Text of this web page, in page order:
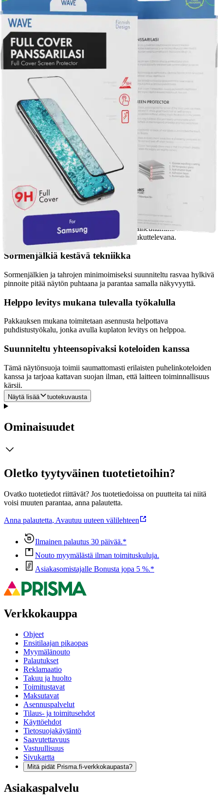
BatPower Wave -näytönsuoja tarjoaa täydellisen täyden suojan
matkapuhelimille, joten se on tärkeä lisävaruste laitteiden
suojaamiseen. Se on valmistettu 9H-karkaistusta lasista ja takaa
korkean kestävyyden iskuja ja naarmuja vastaan säilyttäen samalla
tyylikkään mustan kehyksen. Rasvaa hylkivä pinnoite pitää näytön
puhtaana ja kirkkaana minimoiden tahrat ja sormenjäljet. Jokainen
pakkaus sisältää näytönsuojan ja puhdistustyökalun helppoa
kiinnittämistä varten.Tämä puhelinkoteloiden kanssa
yhteensopivaksi suunniteltu näytönsuoja tarjoaa saumattoman
istuvuuden ja luotettavan suojan päivittäistä kulumista vastaan. Sen
RoHS-vaatimustenmukaisuus vastaa
ympäristöturvallisuusstandardeja, mikä takaa vastuullisen käytön
laadusta tinkimättä.
Vankka törmäyssuojaus
Karkaistua lasia oleva materiaali suojaa luotettavasti iskuilta ja auttaa
estämään näytön vahingoittumisen pudotuksista ja muista
onnettomuuksista.
Tehokas naarmunkestävyys
Kestävä pinta suojaa jokapäiväisen käytön aiheuttamilta naarmuilta,
jolloin näyttö pysyy koskemattomana ja houkuttelevana.
Sormenjälkiä kestävä tekniikka
Sormenjälkien ja tahrojen minimoimiseksi suunniteltu rasvaa hylkivä
pinnoite pitää näytön puhtaana ja parantaa samalla näkyvyyttä.
Helppo levitys mukana tulevalla työkalulla
Pakkauksen mukana toimitetaan asennusta helpottava
puhdistustyökalu, jonka avulla kuplaton levitys on helppoa.
Suunniteltu yhteensopivaksi koteloiden kanssa
Tämä näytönsuoja toimii saumattomasti erilaisten puhelinkoteloiden
kanssa ja tarjoaa kattavan suojan ilman, että laitteen toiminnallisuus
kärsii.
Näytä lisää tuotekuvausta
Ominaisuudet
Oletko tyytyväinen tuotetietoihin?
Ovatko tuotetiedot riittävät? Jos tuotetiedoissa on puutteita tai niitä
voisi muuten parantaa, anna palautetta.
Anna palautetta, Avautuu uuteen välilehteen
Ilmainen palautus 30 päivää.*
Nouto myymälästä ilman toimituskuluja.
Asiakasomistajalle Bonusta jopa 5 %.*
Verkkokauppa
Ohjeet
Ensitilaajan pikaopas
Myymälänouto
Palautukset
Reklamaatio
Takuu ja huolto
Toimitustavat
Maksutavat
Asennuspalvelut
Tilaus- ja toimitusehdot
Käyttöehdot
Tietosuojakäytäntö
Saavutettavuus
Vastuullisuus
Sivukartta
Mitä pidät Prisma.fi-verkkokaupasta?
Asiakaspalvelu